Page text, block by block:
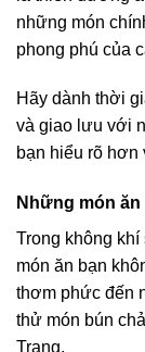
những món
phong phú của
Hãy dành thời
và giao lưu với
bạn hiểu rõ hơn
Những món
Trong không khí
món ăn bạn
thơm phức đến
thử món bún
Trang.